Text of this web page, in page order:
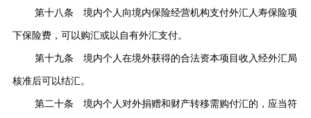
第十八条 境内个人向境内保险经营机构支付外汇人寿保险项
下保险费，可以购汇或以自有外汇支付。
第十九条 境内个人在境外获得的合法资本项目收入经外汇局
核准后可以结汇。
第二十条 境内个人对外捐赠和财产转移需购付汇的，应当符